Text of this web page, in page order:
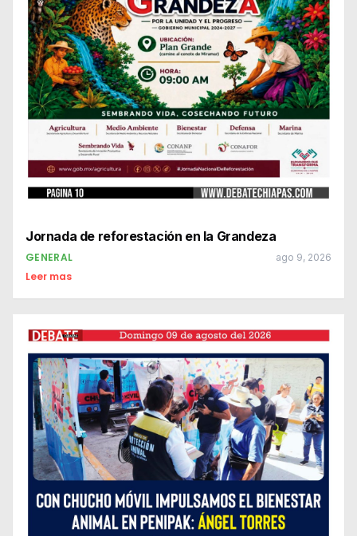
Jornada de reforestación en la Grandeza
GENERAL ago 9, 2026
Leer mas